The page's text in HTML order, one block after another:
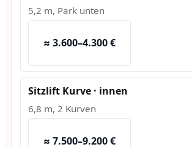
5,2 m, Park unten
≈ 3.600–4.300 €
Sitzlift Kurve · innen
6,8 m, 2 Kurven
≈ 7.500–9.200 €